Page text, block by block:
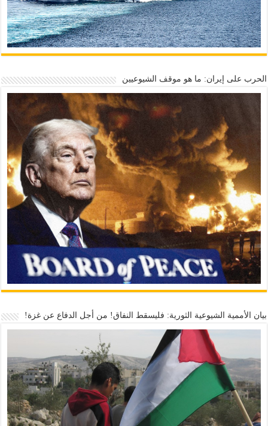
الحرب على إيران: ما هو موقف الشيوعيين
بيان الأممية الشيوعية الثورية: فليسقط النفاق! من أجل الدفاع عن غزة!